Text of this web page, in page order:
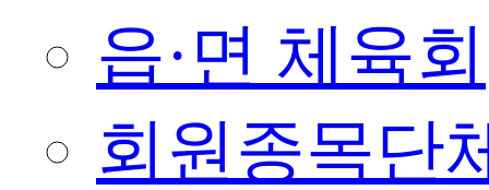
읍·면 체육회
회원종목단